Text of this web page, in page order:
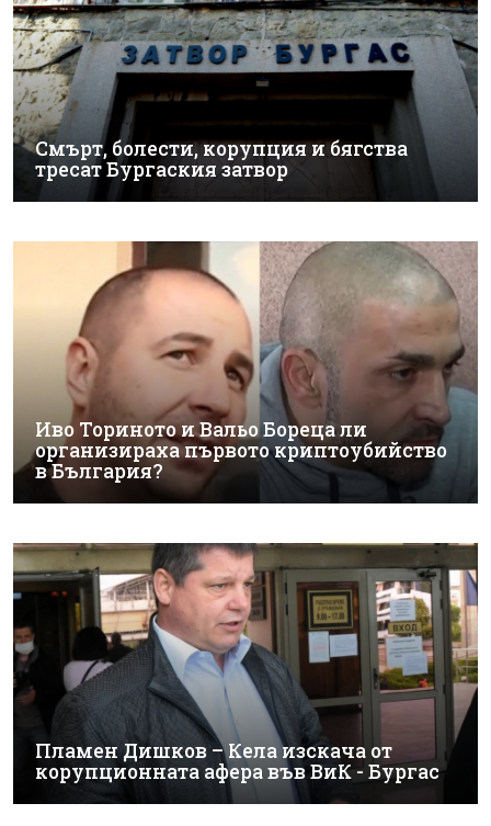
Смърт, болести, корупция и бягства
тресат Бургаския затвор
Иво Ториното и Вальо Бореца ли
организираха първото криптоубийство
в България?
Пламен Дишков – Кела изскача от
корупционната афера във ВиК - Бургас